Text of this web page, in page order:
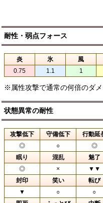
耐性・弱点フォース
炎 氷 風
0.75
1.1 1
※属性攻撃で通常の何倍のダ
状態異常の耐性
攻撃低下 守備低下 行動延
◎
○ ◎
眠り
混乱 魅了
◎
× ▼▼
封印
笑い 転び
▼
○ ○